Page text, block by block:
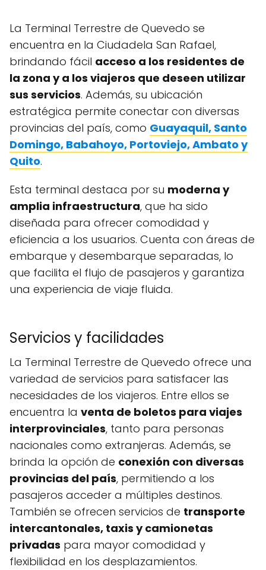
La Terminal Terrestre de Quevedo se
encuentra en la Ciudadela San Rafael,
brindando fácil acceso a los residentes de
la zona y a los viajeros que deseen utilizar
sus servicios. Además, su ubicación
estratégica permite conectar con diversas
provincias del país, como Guayaquil, Santo
Domingo, Babahoyo, Portoviejo, Ambato y
Quito.
Esta terminal destaca por su moderna y
amplia infraestructura, que ha sido
diseñada para ofrecer comodidad y
eficiencia a los usuarios. Cuenta con áreas de
embarque y desembarque separadas, lo
que facilita el flujo de pasajeros y garantiza
una experiencia de viaje fluida.
Servicios y facilidades
La Terminal Terrestre de Quevedo ofrece una
variedad de servicios para satisfacer las
necesidades de los viajeros. Entre ellos se
encuentra la venta de boletos para viajes
interprovinciales, tanto para personas
nacionales como extranjeras. Además, se
brinda la opción de conexión con diversas
provincias del país, permitiendo a los
pasajeros acceder a múltiples destinos.
También se ofrecen servicios de transporte
intercantonales, taxis y camionetas
privadas para mayor comodidad y
flexibilidad en los desplazamientos.